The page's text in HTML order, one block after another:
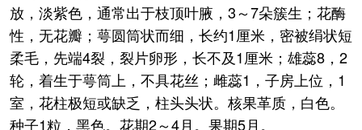
放，淡紫色，通常出于枝顶叶腋，3～7朵簇生；花酶
性，无花瓣；萼圆筒状而细，长约1厘米，密被绢状短
柔毛，先端4裂，裂片卵形，长不及1厘米；雄蕊8，2
轮，着生于萼筒上，不具花丝；雌蕊1，子房上位，1
室，花柱极短或缺乏，柱头头状。核果革质，白色。
种子1粒，黑色。花期2～4月。果期5月。